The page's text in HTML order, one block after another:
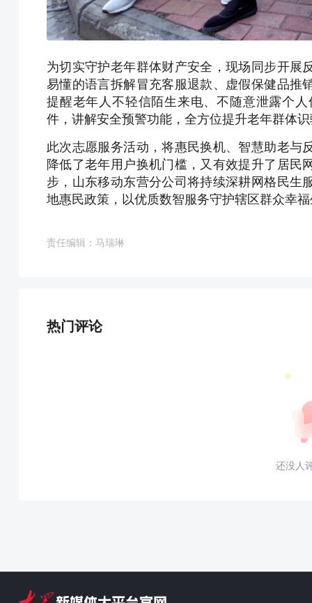
为切实守护老年群体财产安全，现场同步开展
易懂的语言拆解冒充客服退款、虚假保健品推
提醒老年人不轻信陌生来电、不随意泄露个
件，讲解安全预警功能，全方位提升老年群体
此次志愿服务活动，将惠民换机、智慧助老与
降低了老年用户换机门槛，又有效提升了居民
步，山东移动东营分公司将持续深耕网格民生
地惠民政策，以优质数智服务守护辖区群众幸
责任编辑：马瑞琳
热门评论
还没人